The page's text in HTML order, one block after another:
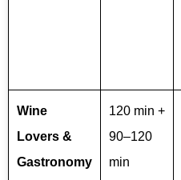
Wine
Lovers &
Gastronomy
120 min +
90–120
min